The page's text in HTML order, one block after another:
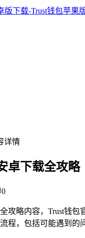
详情
卓下载全攻略
0
攻略内容，Trust钱
程，包括可能遇到的